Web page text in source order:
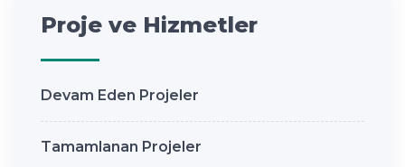
Proje ve Hizmetler
Devam Eden Projeler
Tamamlanan Projeler